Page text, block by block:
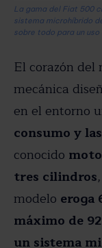
La gama del Fiat 500
sistema microhíbrido
sobre todo para un uso
El corazón
mecánica
en el entorno
consumo y
conocido
tres cilindros
modelo eroga
máximo de
un sistema